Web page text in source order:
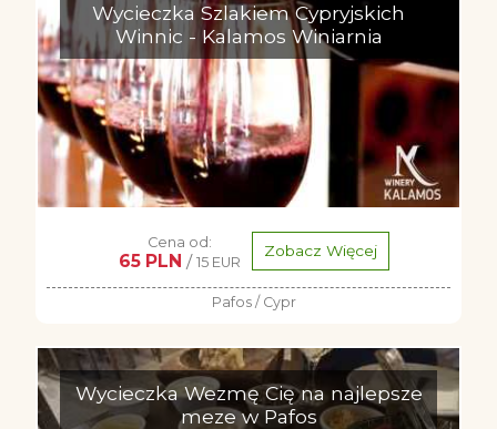
Wycieczka Szlakiem Cypryjskich
Winnic - Kalamos Winiarnia
Cena od:
65 PLN / 15 EUR
Zobacz Więcej
Pafos / Cypr
Wycieczka Wezmę Cię na najlepsze
meze w Pafos